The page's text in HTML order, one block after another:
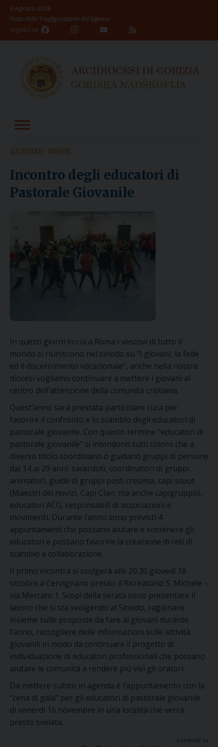
Skip
content
6 Agosto 2026
Festa della Trasfigurazione del Signore
seguici su Facebook InstagramYouTube
Channel
GIOVANI NEWS
Incontro degli educatori di
Pastorale Giovanile
In questi giorni in cui a Roma i vescovi di tutto il
mondo si riuniscono nel sinodo su “I giovani, la fede
ed il discernimento vocazionale”, anche nella nostra
diocesi vogliamo continuare a mettere i giovani al
centro dell’attenzione della comunità cristiana.
Quest’anno sarà prestata particolare cura per
favorire il confronto e lo scambio degli educatori di
pastorale giovanile. Con questo termine “educatori di
pastorale giovanile” si intendono tutti coloro che a
diverso titolo coordinano o guidano gruppi di persone
dai 14 ai 29 anni: sacerdoti, coordinatori di gruppi
animatori, guide di gruppi post-cresima, capi scout
(Maestri dei novizi, Capi Clan, ma anche capigruppo),
educatori ACG, responsabili di associazioni e
movimenti. Durante l’anno sono previsti 4
appuntamenti che possano aiutare e sostenere gli
educatori e possano favorire la creazione di reti di
scambio e collaborazione.
Il primo incontra si svolgerà alle 20.30 giovedì 18
ottobre a Cervignano presso il Ricreatorio S. Michele –
via Mercato 1. Scopi della serata sono presentare il
lavoro che si sta svolgendo al Sinodo, ragionare
insieme sulle proposte da fare ai giovani durante
l’anno, raccogliere delle informazioni sulle attività
giovanili in modo da continuare il progetto di
individuazione di educatori professionali che possano
aiutare le comunità a rendere più vivi gli oratori.
Da mettere subito in agenda è l’appuntamento con la
“cena di gala” per gli educatori di pastorale giovanile
di venerdì 16 novembre in una località che verrà
presto svelata.
condividi su